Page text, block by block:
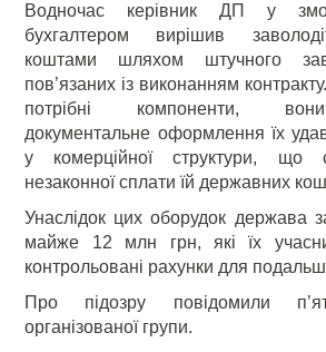
Водночас керівник ДП у
бухгалтером вирішив
коштами шляхом штучного
пов’язаних із виконанням
потрібні компоненти,
документальне оформлення їх
у комерційної структури, що
незаконної сплати їй державних
Унаслідок цих оборудок держава
майже 12 млн грн, які їх
контрольовані рахунки для
Про підозру повідомили
організованої групи.